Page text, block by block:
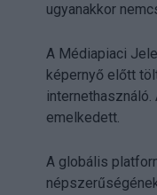
ugyanakkor
A Médiapiaci
képernyő előtt
emelkedett.
A globális